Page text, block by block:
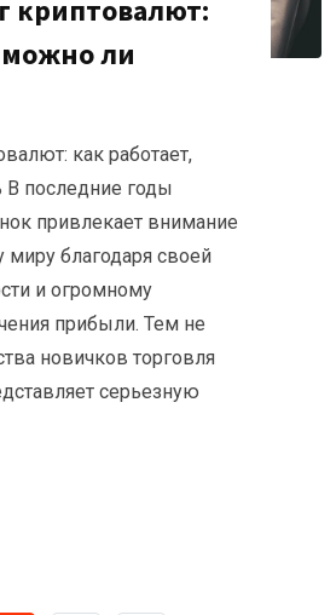
криптовалют:
можно ли
как работает,
В последние годы
привлекает внимание
благодаря своей
и огромному
прибыли. Тем не
новичков торговля
серьезную